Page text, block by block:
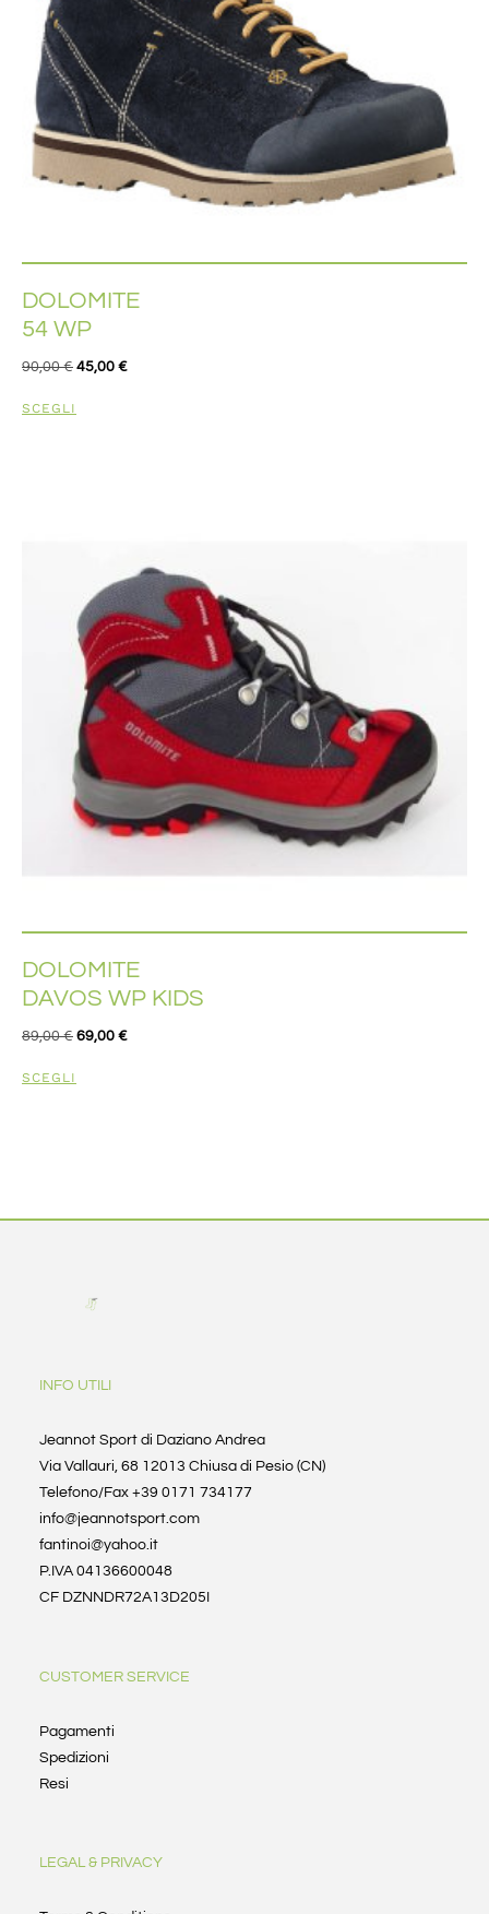
DOLOMITE
54 WP
90,00€ 45,00 €
SCEGLI
DOLOMITE
DAVOS WP KIDS
89,00€ 69,00 €
SCEGLI
INFO UTILI
Jeannot Sport di Daziano Andrea
Via Vallauri, 68 12013 Chiusa di Pesio (CN)
Telefono/Fax +39 0171 734177
info@jeannotsport.com
fantinoi@yahoo.it
P.IVA 04136600048
CF DZNNDR72A13D205I
CUSTOMER SERVICE
Pagamenti
Spedizioni
Resi
LEGAL & PRIVACY